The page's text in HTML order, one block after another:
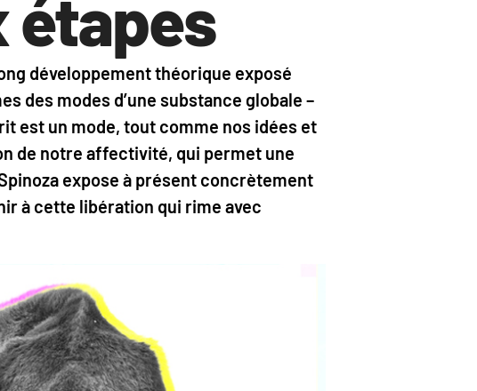
étapes
développement théorique exposé
des modes d’une substance globale –
est un mode, tout comme nos idées et
de notre affectivité, qui permet une
expose à présent concrètement
à cette libération qui rime avec